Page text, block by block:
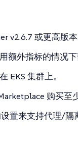
v2.6.7 或更高版本
额外指标的情况下
EKS 集群上。
购买至
置来支持代理/